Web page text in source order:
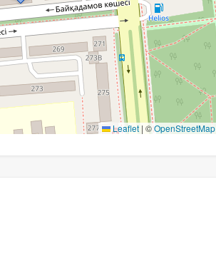
Leaflet | ©OpenStreetMap